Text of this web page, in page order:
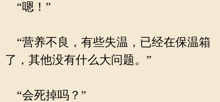
“嗯！”
“营养不良，有些失温，已经在保温箱
了，其他没有什么大问题。”
“会死掉吗？”